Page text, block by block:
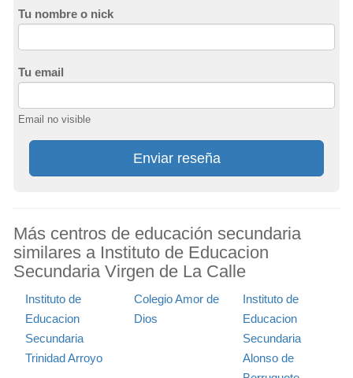
Tu nombre o nick
Tu email
Email no visible
Enviar reseña
Más centros de educación secundaria
similares a Instituto de Educacion
Secundaria Virgen de La Calle
Instituto de
Educacion
Secundaria
Trinidad Arroyo
Colegio Amor de
Dios
Instituto de
Educacion
Secundaria
Alonso de